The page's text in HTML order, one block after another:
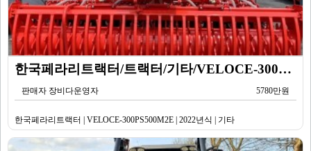
한국페라리트랙터/트랙터/기타/VELOCE-300PS500M2E/2022년식
판매자 장비다운영자 5780만원
한국페라리트랙터 | VELOCE-300PS500M2E | 2022년식 | 기타